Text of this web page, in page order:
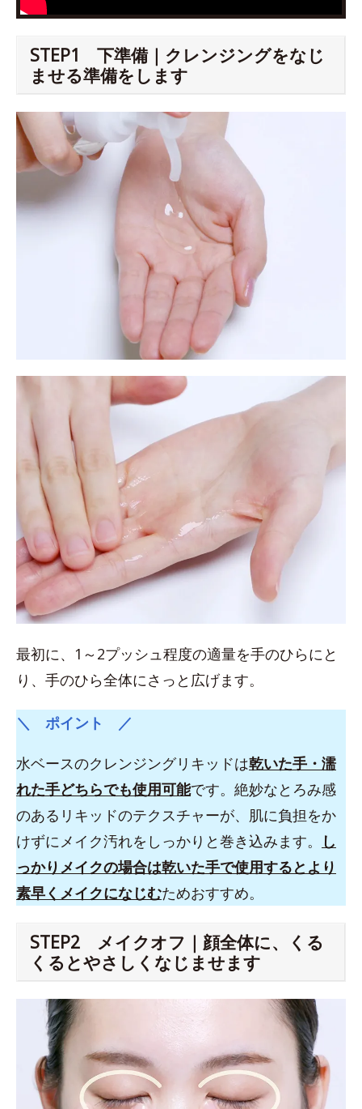
STEP1 下準備｜クレンジングをなじ
ませる準備をします
最初に、1～2プッシュ程度の適量を手のひらにと
り、手のひら全体にさっと広げます。
＼ ポイント ／
水ベースのクレンジングリキッドは乾いた手・濡
れた手どちらでも使用可能です。絶妙なとろみ感
のあるリキッドのテクスチャーが、肌に負担をか
けずにメイク汚れをしっかりと巻き込みます。
し
っかりメイクの場合は乾いた手で使用するとより
素早くメイクになじむためおすすめ。
STEP2 メイクオフ｜顔全体に、くる
くるとやさしくなじませます